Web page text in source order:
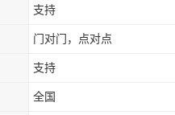
支持
门对门，点对点
支持
全国